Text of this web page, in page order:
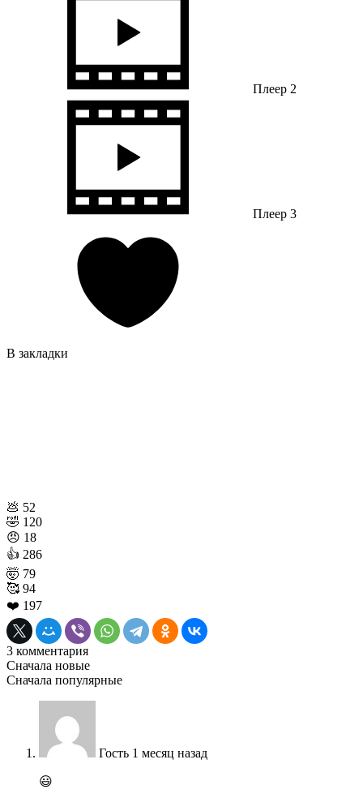
Плеер 2
Плеер 3
В закладки
💩 52
🤣 120
😠 18
👍 286
🤯 79
🥰 94
❤️ 197
3 комментария
Сначала новые
Сначала популярные
Гость 1 месяц назад
😃